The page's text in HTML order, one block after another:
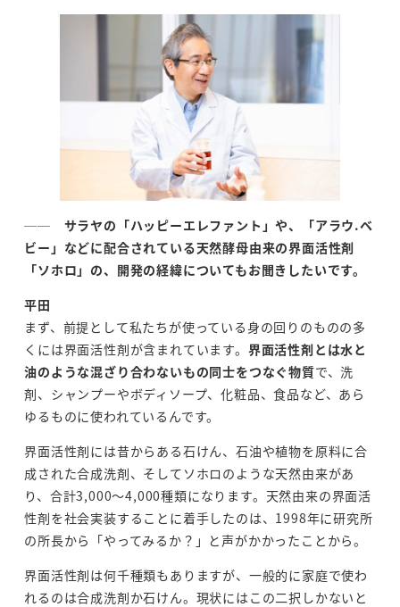
── サラヤの「ハッピーエレファント」や、「アラウ.ベ
ビー」などに配合されている天然酵母由来の界面活性剤
「ソホロ」の、開発の経緯についてもお聞きしたいです。
平田
まず、前提として私たちが使っている身の回りのものの多
くには界面活性剤が含まれています。 界面活性剤とは水と
油のような混ざり合わないもの同士をつなぐ物質で、洗
剤、シャンプーやボディソープ、化粧品、食品など、あら
ゆるものに使われているんです。
界面活性剤には昔からある石けん、石油や植物を原料に合
成された合成洗剤、そしてソホロのような天然由来があ
り、合計3,000～4,000種類になります。天然由来の界面活
性剤を社会実装することに着手したのは、1998年に研究所
の所長から「やってみるか？」と声がかかったことから。
界面活性剤は何千種類もありますが、一般的に家庭で使わ
れるのは合成洗剤か石けん。現状にはこの二択しかないと